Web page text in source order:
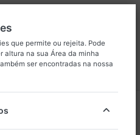
8
que permite ou rejeita. Pode
altura na sua Área da minha
ser encontradas na nossa